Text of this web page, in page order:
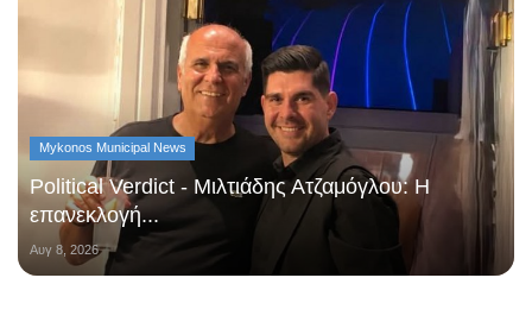
Mykonos Municipal News
Political Verdict - Μιλτιάδης Ατζαμόγλου: Η
επανεκλογή...
Αυγ 8, 2026